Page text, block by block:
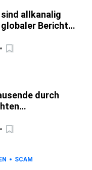
allkanalig
Bericht
im Web, per
und per
durch
SCAM